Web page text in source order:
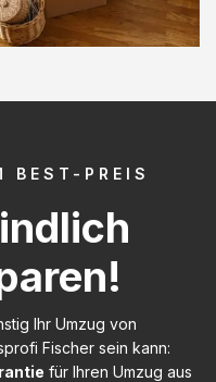
BEST-PREIS
Ihr Umzug von
Fischer sein kann:
für Ihren Umzug aus